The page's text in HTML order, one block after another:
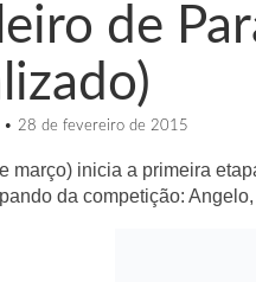
de
•28 de fevereiro de 2015
março) inicia a primeira
da competição: